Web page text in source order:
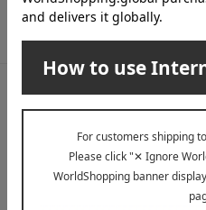
LINE公式
高島屋オンラインストアLINE公
名品やお得な最新情報を配信中！